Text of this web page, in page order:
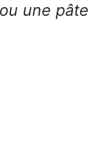
une pâte